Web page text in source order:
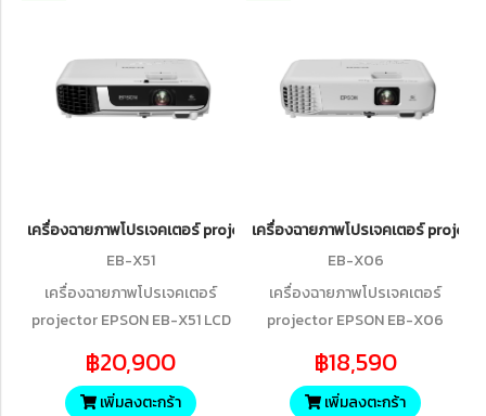
เครื่องฉายภาพโปรเจคเตอร์ projector EPSON EB-X51 LCD Projector
EB-X51
เครื่องฉายภาพโปรเจคเตอร์
projector EPSON EB-X51 LCD
฿20,900
เพิ่มลงตะกร้า
เครื่องฉายภาพโปรเจคเตอร์
EB-X06
เครื่องฉายภาพโปรเจคเตอร์
projector EPSON EB-X06
฿18,590
เพิ่มลงตะกร้า